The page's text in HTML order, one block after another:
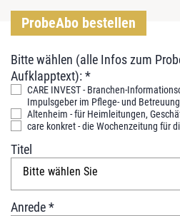
ProbeAbo bestellen
P
r
o
b
e
b
Bitte wählen (alle Infos zum
Aufklapptext):*
CARE INVEST - Branchen-
Impulsgeber im Pflege- und
Altenheim - für Heimleitungen,
care konkret - die Wochenzeitung für
Titel
Bitte wählen Sie
Anrede*